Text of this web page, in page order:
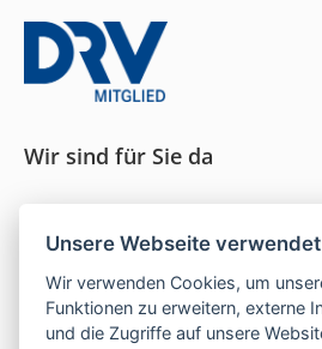
Wir sind für Sie da
das, was wirklich passt.
Unsere Webseite
Wir verwenden Cookies, um
Funktionen zu erweitern, externe
und die Zugriffe auf unsere